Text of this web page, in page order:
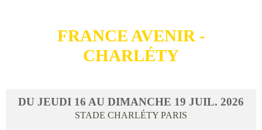
FRANCE AVENIR -
CHARLÉTY
DU JEUDI 16 AU DIMANCHE 19 JUIL. 2026
STADE CHARLÉTY PARIS